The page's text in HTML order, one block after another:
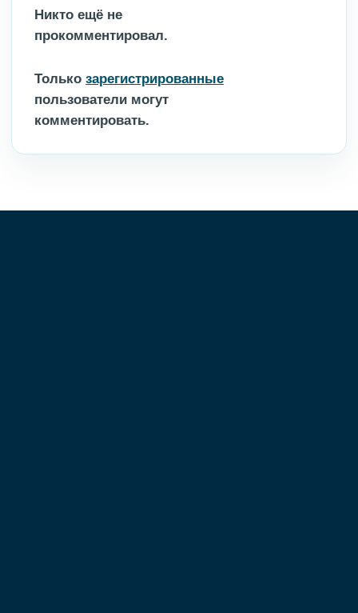
Никто ещё не
прокомментировал.
Только зарегистрированные
пользователи могут
комментировать.